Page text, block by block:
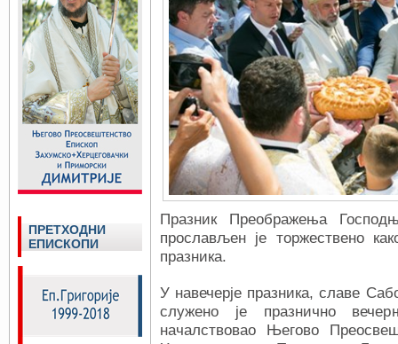
Празник Преображења
прослављен је торжествено
празника.
У навечерје празника, славе
служено је празнично
началствовао Његово
ПРЕТХОДНИ
ЕПИСКОПИ